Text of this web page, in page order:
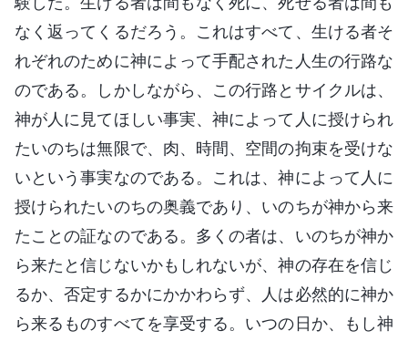
なく返ってくるだろう。これはすべて、生ける者そ
れぞれのために神によって手配された人生の行路な
のである。しかしながら、この行路とサイクルは、
神が人に見てほしい事実、神によって人に授けられ
たいのちは無限で、肉、時間、空間の拘束を受けな
いという事実なのである。これは、神によって人に
授けられたいのちの奥義であり、いのちが神から来
たことの証なのである。多くの者は、いのちが神か
ら来たと信じないかもしれないが、神の存在を信じ
るか、否定するかにかかわらず、人は必然的に神か
ら来るものすべてを享受する。いつの日か、もし神